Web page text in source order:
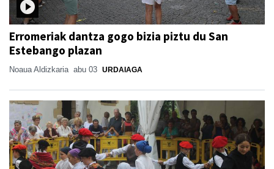
Erromeriak dantza gogo bizia piztu du San
Estebango plazan
Noaua Aldizkaria abu 03 URDAIAGA